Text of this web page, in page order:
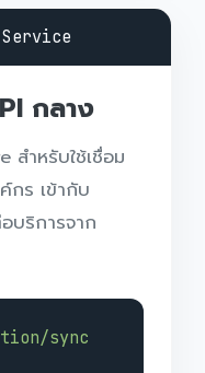
กลาง
สำหรับใช้เชื่อม
กร เข้ากับ
บริการจาก
sync